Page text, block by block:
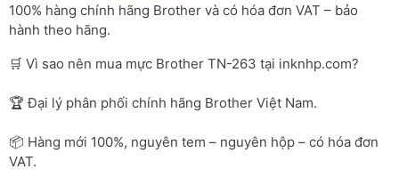
100% hàng chính hãng Brother và có hóa đơn VAT – bảo
hành theo hãng.
🛒 Vì sao nên mua mực Brother TN-263 tại inknhp.com?
🏆 Đại lý phân phối chính hãng Brother Việt Nam.
📦 Hàng mới 100%, nguyên tem – nguyên hộp – có hóa đơn
VAT.